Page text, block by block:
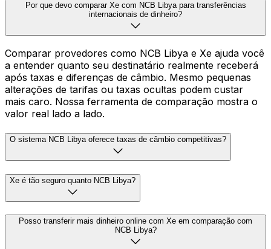
Por que devo comparar Xe com NCB Libya para transferências
internacionais de dinheiro?
Comparar provedores como NCB Libya e Xe ajuda você
a entender quanto seu destinatário realmente receberá
após taxas e diferenças de câmbio. Mesmo pequenas
alterações de tarifas ou taxas ocultas podem custar
mais caro. Nossa ferramenta de comparação mostra o
valor real lado a lado.
O sistema NCB Libya oferece taxas de câmbio competitivas?
Xe é tão seguro quanto NCB Libya?
Posso transferir mais dinheiro online com Xe em comparação com
NCB Libya?